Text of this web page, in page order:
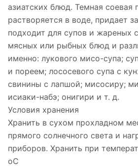
азиатских блюд. Темная соевая
растворяется в воде, придает
подходит для супов и жареных
мясных или рыбных блюд и
именно: лукового мисо-супа;
и пореем; лососевого супа с
свинины с лапшой; мисосиру;
исиаки-набэ; онигири и т. д.
Условия хранения
Хранить в сухом прохладном
прямого солнечного света и
приборов. Хранить при
оС